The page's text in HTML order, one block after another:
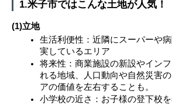
1.米子市ではこんな土地が人気！
(1)立地
生活利便性：近隣にスーパーや
実しているエリア
将来性：商業施設の新設やイン
れる地域、人口動向や自然災害
アの価値を左右することも。
小学校の近さ：お子様の登下校